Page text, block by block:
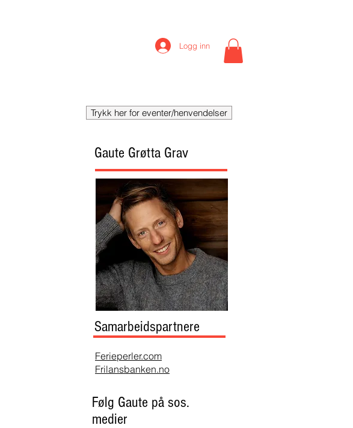
Logg inn
Gaute Grøtta Grav
Samarbeidspartnere
Ferieperler.com
Frilansbanken.no
Følg Gaute på sos.
medier
Trykk her for eventer/henvendelser